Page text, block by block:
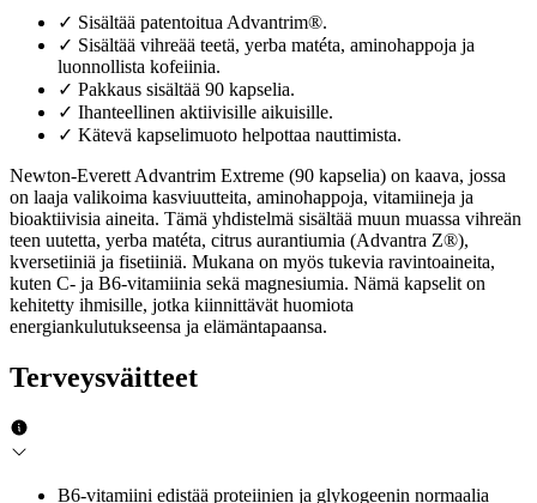
✓ Sisältää patentoitua Advantrim®.
✓ Sisältää vihreää teetä, yerba matéta, aminohappoja ja
luonnollista kofeiinia.
✓ Pakkaus sisältää 90 kapselia.
✓ Ihanteellinen aktiivisille aikuisille.
✓ Kätevä kapselimuoto helpottaa nauttimista.
Newton-Everett Advantrim Extreme (90 kapselia) on kaava, jossa
on laaja valikoima kasviuutteita, aminohappoja, vitamiineja ja
bioaktiivisia aineita. Tämä yhdistelmä sisältää muun muassa vihreän
teen uutetta, yerba matéta, citrus aurantiumia (Advantra Z®),
kversetiiniä ja fisetiiniä. Mukana on myös tukevia ravintoaineita,
kuten C- ja B6-vitamiinia sekä magnesiumia. Nämä kapselit on
kehitetty ihmisille, jotka kiinnittävät huomiota
energiankulutukseensa ja elämäntapaansa.
Terveysväitteet
B6-vitamiini edistää proteiinien ja glykogeenin normaalia